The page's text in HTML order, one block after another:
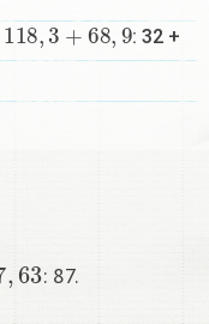
118,3+68,9
: 32 +
63
: 87.​